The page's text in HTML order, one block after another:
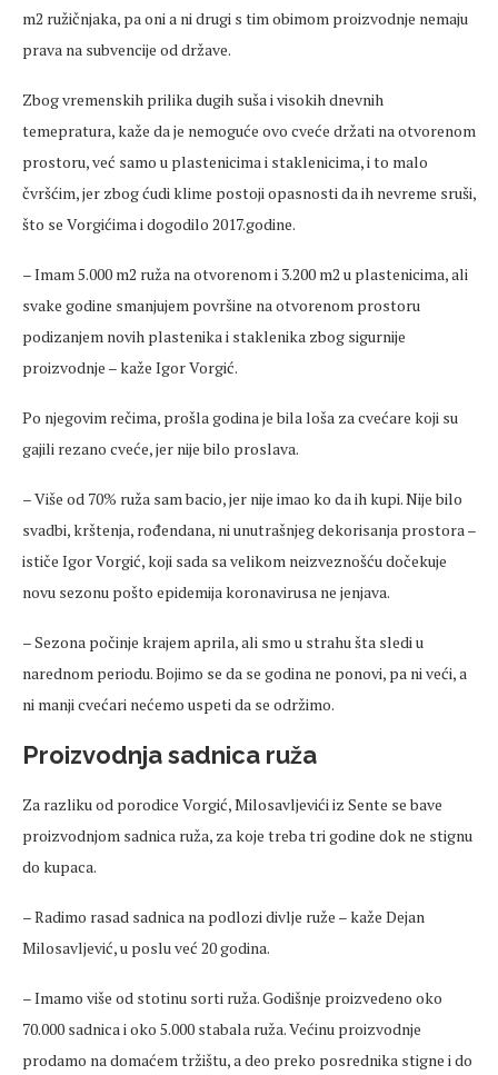
m2 ružičnjaka, pa oni a ni drugi s tim obimom proizvodnje nemaju
prava na subvencije od države.
Zbog vremenskih prilika dugih suša i visokih dnevnih
temepratura, kaže da je nemoguće ovo cveće držati na otvorenom
prostoru, već samo u plastenicima i staklenicima, i to malo
čvršćim, jer zbog ćudi klime postoji opasnosti da ih nevreme sruši,
što se Vorgićima i dogodilo 2017.godine.
– Imam 5.000 m2 ruža na otvorenom i 3.200 m2 u plastenicima, ali
svake godine smanjujem površine na otvorenom prostoru
podizanjem novih plastenika i staklenika zbog sigurnije
proizvodnje – kaže Igor Vorgić.
Po njegovim rečima, prošla godina je bila loša za cvećare koji su
gajili rezano cveće, jer nije bilo proslava.
– Više od 70% ruža sam bacio, jer nije imao ko da ih kupi. Nije bilo
svadbi, krštenja, rođendana, ni unutrašnjeg dekorisanja prostora –
ističe Igor Vorgić, koji sada sa velikom neizveznošću dočekuje
novu sezonu pošto epidemija koronavirusa ne jenjava.
– Sezona počinje krajem aprila, ali smo u strahu šta sledi u
narednom periodu. Bojimo se da se godina ne ponovi, pa ni veći, a
ni manji cvećari nećemo uspeti da se održimo.
Proizvodnja sadnica ruža
Za razliku od porodice Vorgić, Milosavljevići iz Sente se bave
proizvodnjom sadnica ruža, za koje treba tri godine dok ne stignu
do kupaca.
– Radimo rasad sadnica na podlozi divlje ruže – kaže Dejan
Milosavljević, u poslu već 20 godina.
– Imamo više od stotinu sorti ruža. Godišnje proizvedeno oko
70.000 sadnica i oko 5.000 stabala ruža. Većinu proizvodnje
prodamo na domaćem tržištu, a deo preko posrednika stigne i do